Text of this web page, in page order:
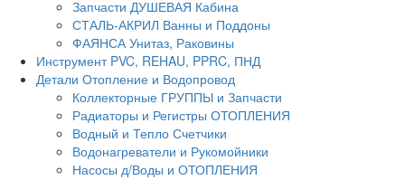
Запчасти ДУШЕВАЯ Кабина
СТАЛЬ-АКРИЛ Ванны и Поддоны
ФАЯНСА Унитаз, Раковины
Инструмент PVC, REHAU, PPRC, ПНД
Детали Отопление и Водопровод
Коллекторные ГРУППЫ и Запчасти
Радиаторы и Регистры ОТОПЛЕНИЯ
Водный и Тепло Счетчики
Водонагреватели и Рукомойники
Насосы д/Воды и ОТОПЛЕНИЯ